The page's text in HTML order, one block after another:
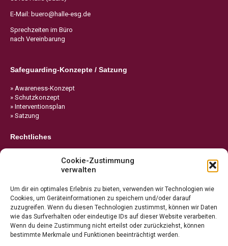
Cookie-Zustimmung
verwalten
Um dir ein optimales Erlebnis zu bieten, verwenden wir Technologien wie
Cookies, um Geräteinformationen zu speichern und/oder darauf
zuzugreifen. Wenn du diesen Technologien zustimmst, können wir Daten
wie das Surfverhalten oder eindeutige IDs auf dieser Website verarbeiten.
Wenn du deine Zustimmung nicht erteilst oder zurückziehst, können
bestimmte Merkmale und Funktionen beeinträchtigt werden.
E-Mail: buero@halle-esg.de
Sprechzeiten im Büro
nach Vereinbarung
Safeguarding-Konzepte / Satzung
» Awareness-Konzept
» Schutzkonzept
» Interventionsplan
» Satzung
Rechtliches
» Cookie-Richtlinie